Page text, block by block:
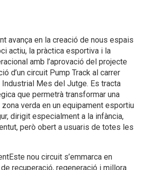
avança en la creació de nous espais
actiu, la pràctica esportiva i la
amb l’aprovació del projecte
d’un circuit Pump Track al carrer
Mes del Jutge. Es tracta
que permetrà transformar una
zona verda en un equipament esportiu
dirigit especialment a la infància,
però obert a usuaris de totes les
Este nou circuit s’emmarca en
recuperació, regeneració i millora